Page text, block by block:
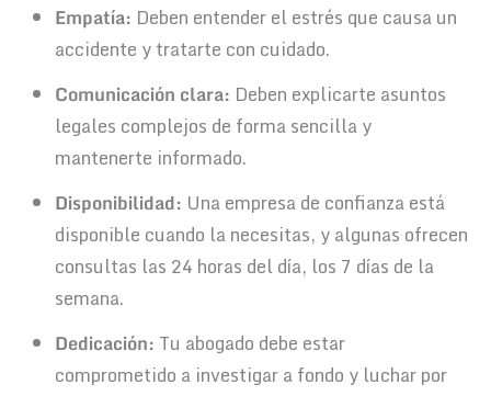
Empatía: Deben entender el estrés que causa un
accidente y tratarte con cuidado.
Comunicación clara: Deben explicarte asuntos
legales complejos de forma sencilla y
mantenerte informado.
Disponibilidad: Una empresa de confianza está
disponible cuando la necesitas, y algunas ofrecen
consultas las 24 horas del día, los 7 días de la
semana.
Dedicación: Tu abogado debe estar
comprometido a investigar a fondo y luchar por